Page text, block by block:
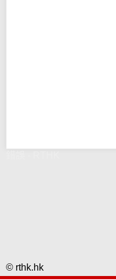
© rthk.hk